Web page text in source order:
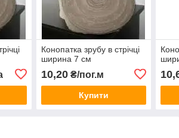
Конопатка зрубу в стрічці
ширина 7 см
10,20₴/пог.м
Купити